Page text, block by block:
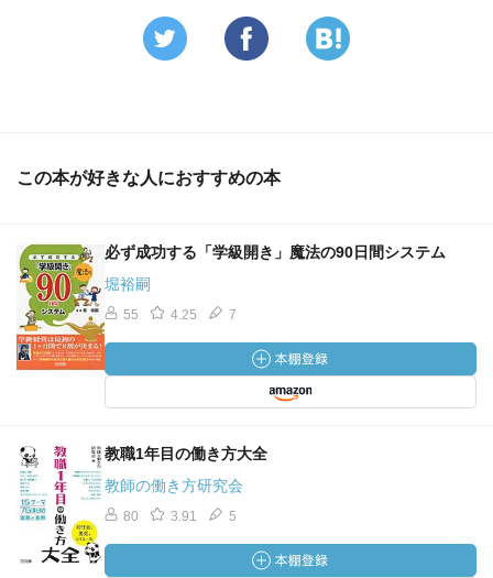
この本が好きな人におすすめの本
必ず成功する「学級開き」魔法の90日間システム
堀裕嗣
55 4.25 7
教職1年目の働き方大全
教師の働き方研究会
80 3.91 5